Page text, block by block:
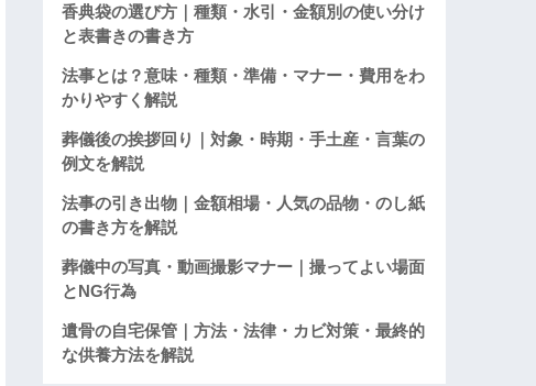
香典袋の選び方｜種類・水引・金額別の使い分け
と表書きの書き方
法事とは？意味・種類・準備・マナー・費用をわ
かりやすく解説
葬儀後の挨拶回り｜対象・時期・手土産・言葉の
例文を解説
法事の引き出物｜金額相場・人気の品物・のし紙
の書き方を解説
葬儀中の写真・動画撮影マナー｜撮ってよい場面
とNG行為
遺骨の自宅保管｜方法・法律・カビ対策・最終的
な供養方法を解説